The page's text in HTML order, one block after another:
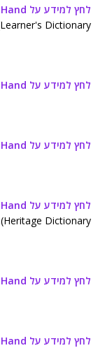
לחץ למידע על Hand
Learner's Dictionary).
לחץ למידע על Hand
לחץ למידע על Hand
לחץ למידע על Hand
Heritage Dictionary).
לחץ למידע על Hand
לחץ למידע על Hand